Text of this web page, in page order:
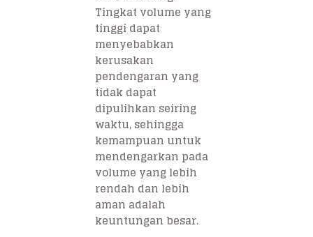
Tingkat volume yang
tinggi dapat
menyebabkan
kerusakan
pendengaran yang
tidak dapat
dipulihkan seiring
waktu, sehingga
kemampuan untuk
mendengarkan pada
volume yang lebih
rendah dan lebih
aman adalah
keuntungan besar.